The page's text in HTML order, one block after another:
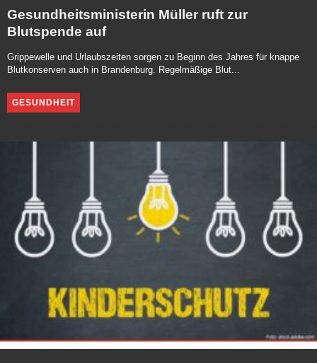
Gesundheitsministerin Müller ruft zur
Blutspende auf
Grippewelle und Urlaubszeiten sorgen zu Beginn des Jahres für knappe
Blutkonserven auch in Brandenburg. Regelmäßige Blut...
GESUNDHEIT